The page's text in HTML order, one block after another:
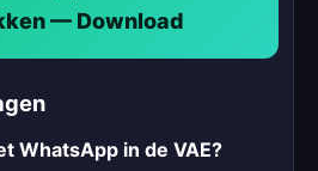
— Download
WhatsApp in de VAE?